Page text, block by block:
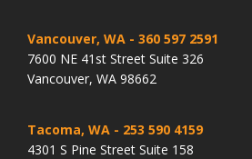
Vancouver, WA - 360 597 2591
7600 NE 41st Street Suite 326
Vancouver, WA 98662
Tacoma, WA - 253 590 4159
4301 S Pine Street Suite 158